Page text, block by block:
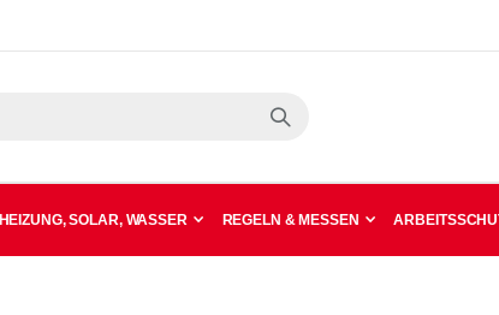
HEIZUNG, SOLAR, WASSER REGELN & MESSEN